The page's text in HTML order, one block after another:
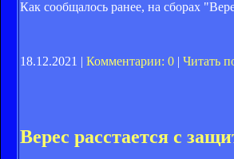
Как сообщалось ранее, на сборах
18.12.2021 | Комментарии: 0 | Читать
Верес расстается с